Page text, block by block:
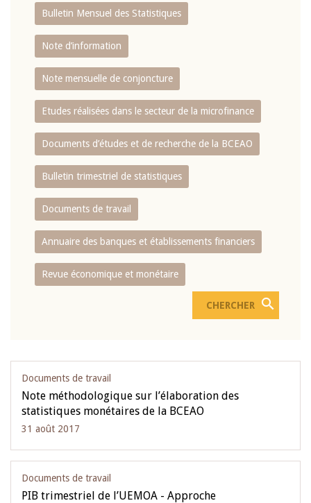
Bulletin Mensuel des Statistiques
Note d’information
Note mensuelle de conjoncture
Etudes réalisées dans le secteur de la microfinance
Documents d’études et de recherche de la BCEAO
Bulletin trimestriel de statistiques
Documents de travail
Annuaire des banques et établissements financiers
Revue économique et monétaire
Documents de travail
Note méthodologique sur l’élaboration des
statistiques monétaires de la BCEAO
31 août 2017
Documents de travail
PIB trimestriel de l’UEMOA - Approche